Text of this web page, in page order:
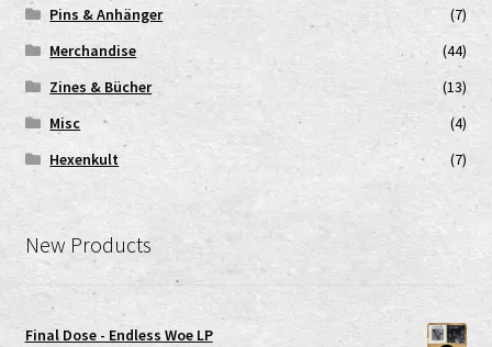
Pins & Anhänger
(7)
Merchandise
(44)
Zines & Bücher
(13)
Misc
(4)
Hexenkult
(7)
New Products
Final Dose - Endless Woe LP